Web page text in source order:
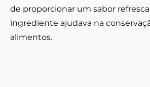
de proporcionar um sabor
ingrediente ajudava na
alimentos.